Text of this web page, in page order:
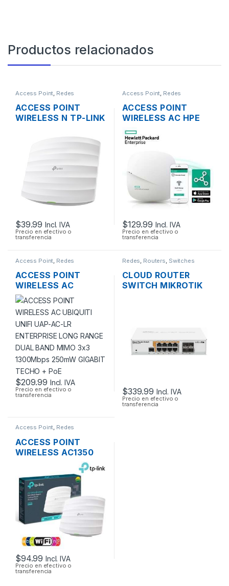
Productos relacionados
Access Point, Redes
ACCESS POINT
WIRELESS N TP-LINK
ANTENAS INT.
300MBPS SOPORTA
$39.99 Incl. IVA
Precio en efectivo o
transferencia
Access Point, Redes
ACCESS POINT
WIRELESS AC HPE
JZ074A 1300MBPS
OFFICECONNECT
DUAL BAND GIGABIT
POE
$129.99 Incl. IVA
Precio en efectivo o
transferencia
Access Point Redes
ACCESS POINT
WIRELESS AC
UBIQUITI UNIFI UAP-
AC-LR ENTERPRISE
LONG RANGE DUAL
BAND MIMO 3×3
1300MBPS 250MW
GIGABIT TECHO +
POE
$209.99 Incl. IVA
Precio en efectivo o
transferencia
Redes Routers Switches
CLOUD ROUTER
SWITCH MIKROTIK
+ 4 PUERTOS SFP,
RACKEABLE
$339.99 Incl. IVA
Precio en efectivo o
transferencia
Access Point, Redes
ACCESS POINT
WIRELESS AC1350
TP-LINK EAP225
DUAL BAND
1350MBPS GIGABIT
SOPORTA POE
MONTAJE EN
TECHO
$94.99 Incl. IVA
Precio en efectivo o
transferencia